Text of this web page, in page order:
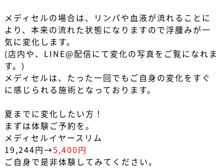
メディセルの場合は、リンパや血液が流れることに
より、本来の流れた状態になりますので浮腫みが一
気に変化します。
(店内や、LINE@配信にて変化の写真をご覧になれま
す。)
メディセルは、たった一回でもご自身の変化をすぐ
に感じられる施術となっております。
夏までに変化したい方！
まずは体験ご予約を。
メディセルイヤースリム
19,244円→5,400円
ご自身で是非体験してみてください。